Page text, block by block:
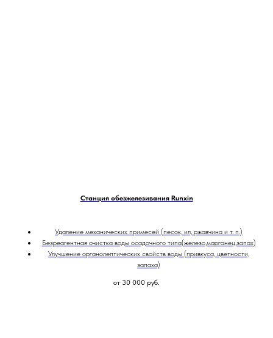
Станция обезжелезивания Runxin
Удаление механических примесей (песок, ил, ржавчина и т. п.)
Безреагентная очистка воды осадочного типа(железо,марганец,запах)
Улучшение органолептических свойств воды (привкуса, цветности,
запаха)
от 30 000 руб.